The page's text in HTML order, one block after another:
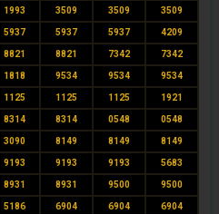
1993 3509 3509 3509
5937 5937 5937 4209
8821 8821 7342 7342
1818 9534 9534 9534
1125 1125 1125 1921
8314 8314 0548 0548
3090 8149 8149 8149
9193 9193 9193 5683
8931 8931 9500 9500
5186 6904 6904 6904